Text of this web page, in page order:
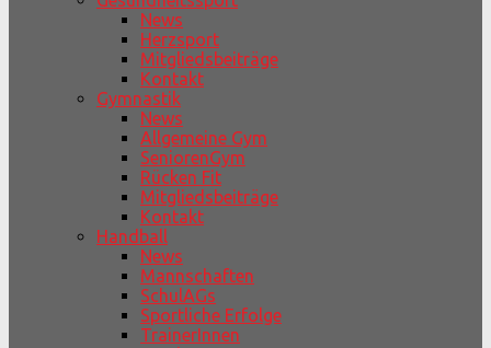
News
Herzsport
Mitgliedsbeiträge
Kontakt
Gymnastik
News
Allgemeine Gym
SeniorenGym
Rücken Fit
Mitgliedsbeiträge
Kontakt
Handball
News
Mannschaften
SchulAGs
Sportliche Erfolge
TrainerInnen